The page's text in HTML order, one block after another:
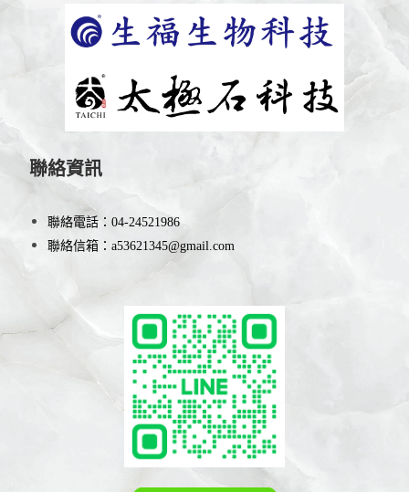
聯絡資訊
聯絡電話：04-24521986
聯絡信箱：a53621345@gmail.com